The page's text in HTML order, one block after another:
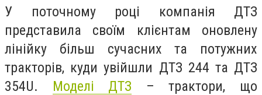
У поточному році компанія ДТЗ
представила своїм клієнтам оновлену
лінійку більш сучасних та потужних
тракторів, куди увійшли ДТЗ 244 та ДТЗ
354U. Моделі ДТЗ – трактори, що